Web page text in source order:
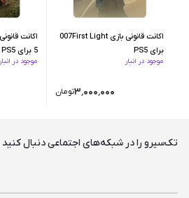
اکانت قانونی بازی 007First Light
برای PS5
موجود در انبار
۳٬۰۰۰٬۰۰۰تومان
5 برای PS5
موجود در انبار
تک‌سیرو را در شبکه‌های اجتماعی دنبال کنید